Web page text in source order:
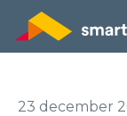
23 december